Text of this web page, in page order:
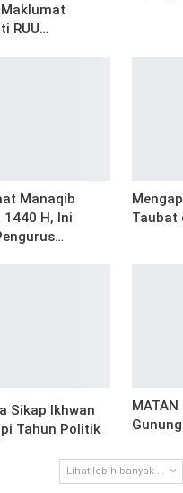
RUU…
Manaqib
H, Ini
Taubat
Sikap Ikhwan
Tahun Politik
Lihat lebih banyak ...